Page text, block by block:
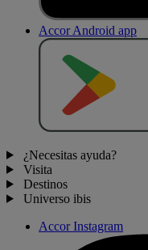
Accor Android app
¿Necesitas ayuda?
Visita
Destinos
Universo ibis
Accor Instagram